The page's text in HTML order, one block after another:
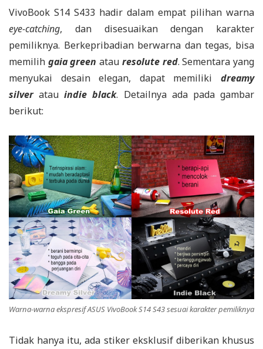
VivoBook S14 S433 hadir dalam empat pilihan warna
eye-catching, dan disesuaikan dengan karakter
pemiliknya. Berkepribadian berwarna dan tegas, bisa
memilih gaia green atau resolute red. Sementara yang
menyukai desain elegan, dapat memiliki dreamy
silveratauindie black. Detailnya ada pada gambar
berikut:
Warna-warna ekspresif ASUS VivoBook S14 S43 sesuai karakter pemiliknya
Tidak hanya itu, ada stiker eksklusif diberikan khusus